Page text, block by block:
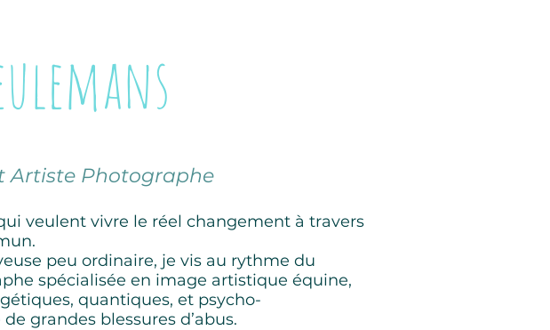
Artiste Photographe
veulent vivre le réel changement à travers
peu ordinaire, je vis au rythme du
spécialisée en image artistique équine,
quantiques, et psycho-
grandes blessures d’abus.